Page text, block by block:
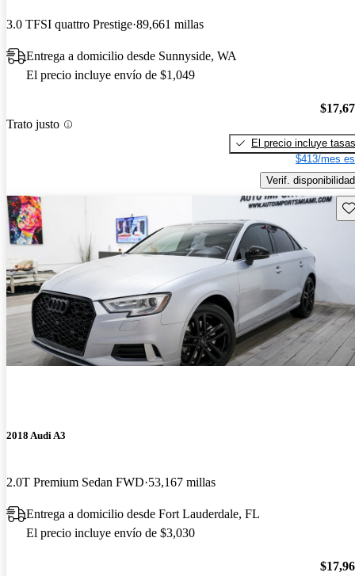
3.0 TFSI quattro Prestige 89,661 millas
Entrega a domicilio desde Sunnyside, WA
El precio incluye envío de $1,049
Trato justo
El precio incluye tasas
$413/mes
Verif. disponibilidad
2018 Audi A3
2.0T Premium Sedan FWD 53,167 millas
Entrega a domicilio desde Fort Lauderdale, FL
El precio incluye envío de $3,030